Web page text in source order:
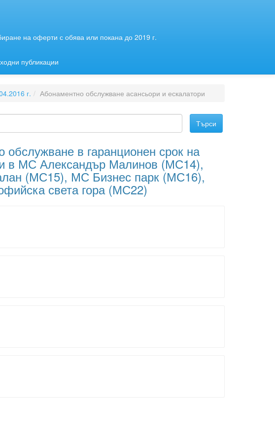
на оферти с обява или покана до 2019 г.
публикации
г. Абонаментно обслужване асансьори и ескалатори
обслужване в гаранционен срок на
в МС Александър Малинов (МС14),
(МС15), МС Бизнес парк (МС16),
света гора (МС22)